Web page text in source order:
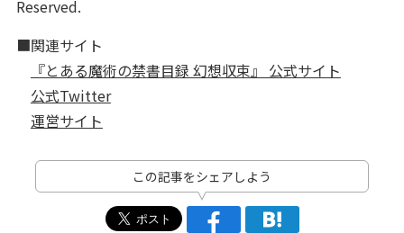
Reserved.
■関連サイト
『とある魔術の禁書目録 幻想収束』 公式サイト
公式Twitter
運営サイト
この記事をシェアしよう